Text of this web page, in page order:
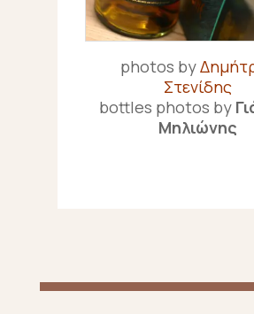
photos by
Στενίδης
bottles photos by
Μηλιώνης